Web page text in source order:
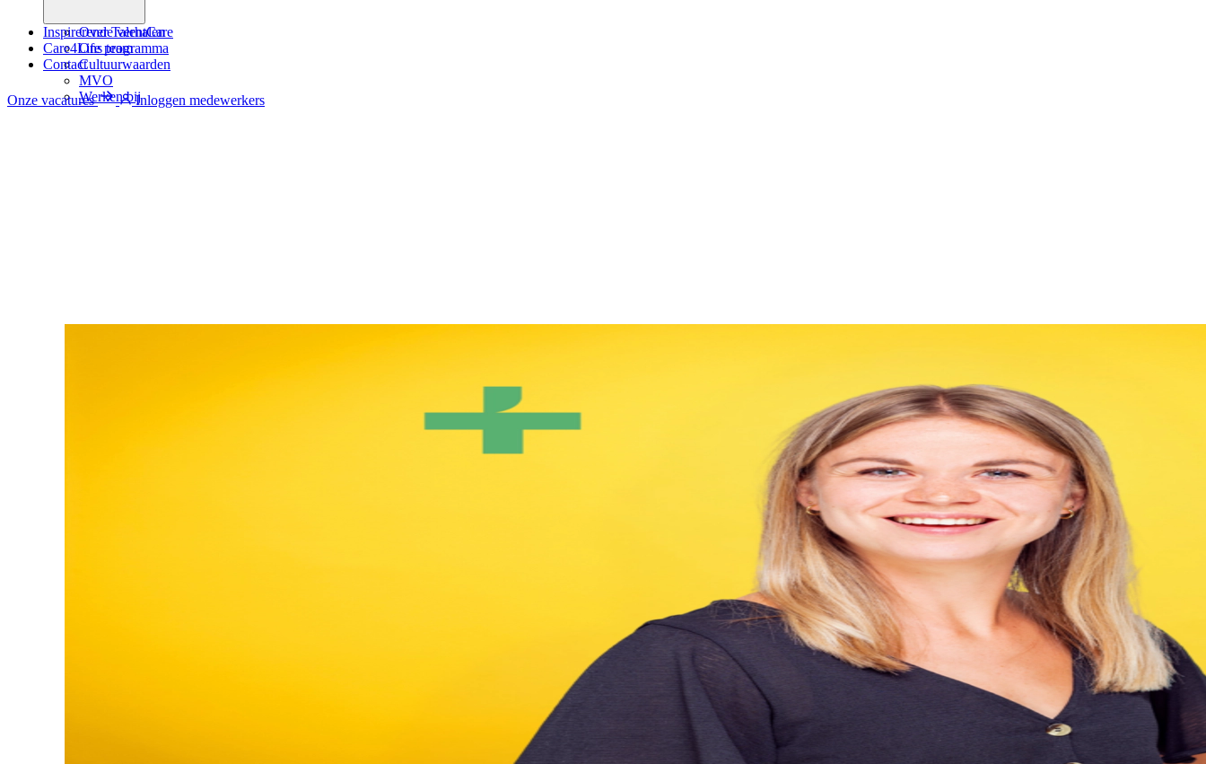
Over TalentCare
Ons team
Cultuurwaarden
MVO
Werken bij
Inspirerende verhalen
Care4Life programma
Contact
Onze vacatures Inloggen medewerkers